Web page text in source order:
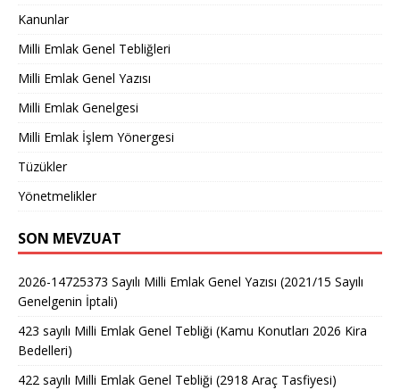
Kanunlar
Milli Emlak Genel Tebliğleri
Milli Emlak Genel Yazısı
Milli Emlak Genelgesi
Milli Emlak İşlem Yönergesi
Tüzükler
Yönetmelikler
SON MEVZUAT
2026-14725373 Sayılı Milli Emlak Genel Yazısı (2021/15 Sayılı
Genelgenin İptali)
423 sayılı Milli Emlak Genel Tebliği (Kamu Konutları 2026 Kira
Bedelleri)
422 sayılı Milli Emlak Genel Tebliği (2918 Araç Tasfiyesi)